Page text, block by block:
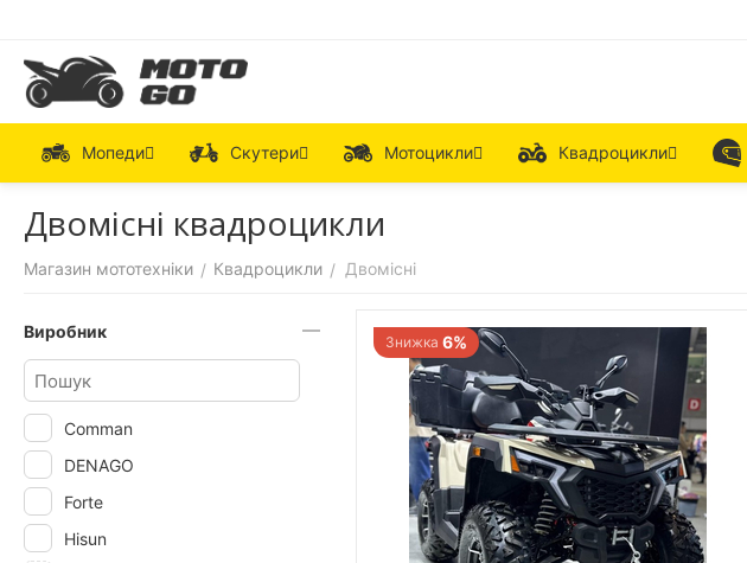
Мопеди Скутери Мотоцикли Квадроцикли
Двомісні квадроцикли
Магазин мототехніки / Квадроцикли / Двомісні
Знижка 6%
Виробник
Comman
DENAGO
Forte
Hisun